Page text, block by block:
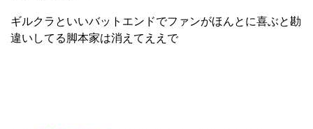
ギルクラといいバットエンドでファンがほんとに喜ぶと勘
違いしてる脚本家は消えてええで